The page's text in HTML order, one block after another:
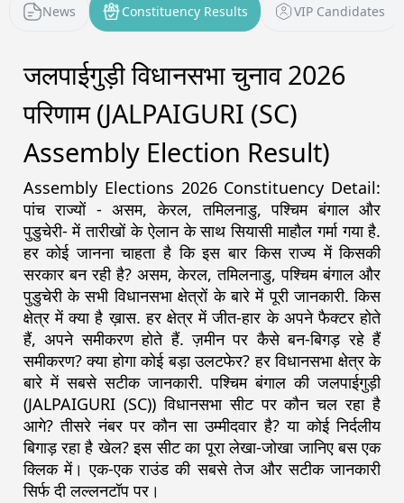
News Constituency Results VIP Candidates
जलपाईगुड़ी विधानसभा चुनाव 2026
परिणाम (JALPAIGURI (SC)
Assembly Election Result)
Assembly Elections 2026 Constituency Detail:
पांच राज्यों - असम, केरल, तमिलनाडु, पश्चिम बंगाल और
पुडुचेरी- में तारीखों के ऐलान के साथ सियासी माहौल गर्मा गया है.
हर कोई जानना चाहता है कि इस बार किस राज्य में किसकी
सरकार बन रही है? असम, केरल, तमिलनाडु, पश्चिम बंगाल और
पुडुचेरी के सभी विधानसभा क्षेत्रों के बारे में पूरी जानकारी. किस
क्षेत्र में क्या है ख़ास. हर क्षेत्र में जीत-हार के अपने फैक्टर होते
हैं, अपने समीकरण होते हैं. ज़मीन पर कैसे बन-बिगड़ रहे हैं
समीकरण? क्या होगा कोई बड़ा उलटफेर? हर विधानसभा क्षेत्र के
बारे में सबसे सटीक जानकारी. पश्चिम बंगाल की जलपाईगुड़ी
(JALPAIGURI (SC)) विधानसभा सीट पर कौन चल रहा है
आगे? तीसरे नंबर पर कौन सा उम्मीदवार है? या कोई निर्दलीय
बिगाड़ रहा है खेल? इस सीट का पूरा लेखा-जोखा जानिए बस एक
क्लिक में। एक-एक राउंड की सबसे तेज और सटीक जानकारी
सिर्फ दी लल्लनटॉप पर।